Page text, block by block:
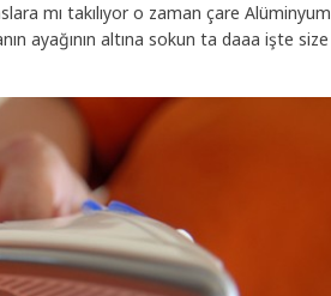
mı takılıyor o zaman çare Alüminyum
ayağının altına sokun ta daaa işte size